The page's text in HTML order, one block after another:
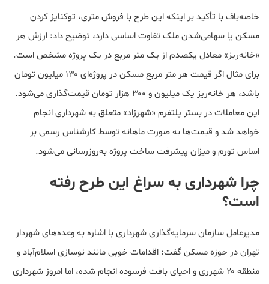
خاصه‌باف با تأکید بر اینکه این طرح با فروش متری، توکنایز کردن
مسکن یا سهامی‌شدن ملک تفاوت اساسی دارد، توضیح داد: ارزش هر
«خانه‌ریز» معادل یکصدم از یک متر مربع در یک پروژه مشخص است.
برای مثال اگر قیمت هر متر مربع مسکن در پروژه‌ای ۱۳۰ میلیون تومان
باشد، هر خانه‌ریز یک میلیون و ۳۰۰ هزار تومان قیمت‌گذاری می‌شود.
این معاملات در بستر پلتفرم «شهرزاد» متعلق به شهرداری انجام
خواهد شد و قیمت‌ها به صورت ماهانه توسط کارشناس رسمی بر
اساس تورم و میزان پیشرفت ساخت پروژه به‌روزرسانی می‌شود.
چرا شهرداری به سراغ این طرح رفته
است؟
مدیرعامل سازمان سرمایه‌گذاری شهرداری با اشاره به وعده‌های شهردار
تهران در حوزه مسکن گفت: اقدامات خوبی مانند نوسازی اسلام‌آباد و
منطقه ۲۰ شهرری و احیای بافت فرسوده انجام شده، اما امروز شهرداری